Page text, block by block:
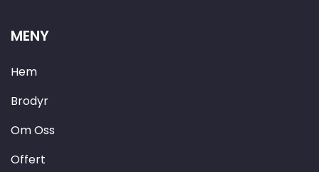
MENY
Hem
Brodyr
Om Oss
Offert